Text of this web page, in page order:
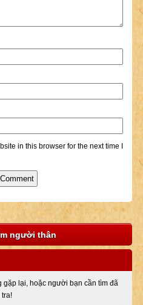
in this browser for the next time I
người thân
lại, hoặc người bạn cần tìm đã
tra!